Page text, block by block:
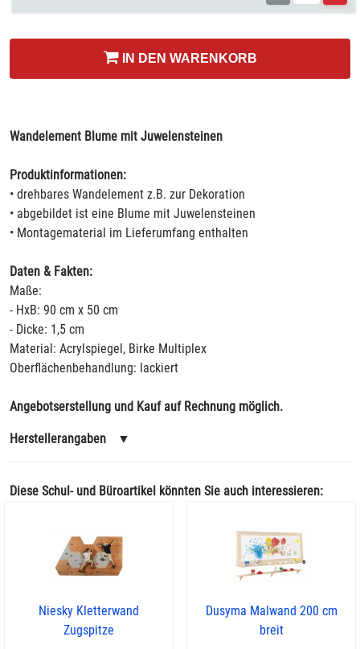
IN DEN WARENKORB
Wandelement Blume mit Juwelensteinen
Produktinformationen:
• drehbares Wandelement z.B. zur Dekoration
• abgebildet ist eine Blume mit Juwelensteinen
• Montagematerial im Lieferumfang enthalten
Daten & Fakten:
Maße:
- HxB: 90 cm x 50 cm
- Dicke: 1,5 cm
Material: Acrylspiegel, Birke Multiplex
Oberflächenbehandlung: lackiert
Angebotserstellung und Kauf auf Rechnung möglich.
Herstellerangaben ▼
Diese Schul- und Büroartikel könnten Sie auch interessieren:
Niesky Kletterwand
Zugspitze
Dusyma Malwand 200 cm
breit